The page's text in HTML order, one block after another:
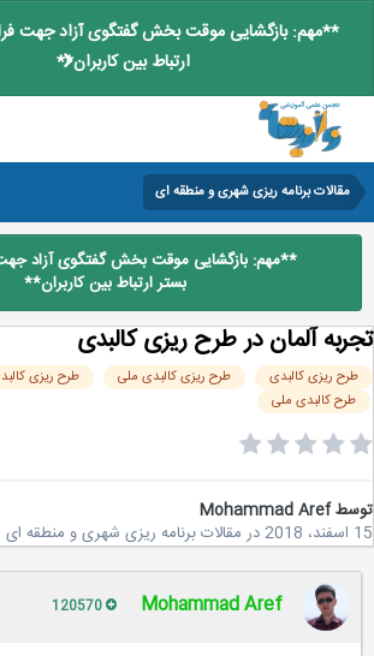
**مهم: بازگشایی موقت بخش گفتگوی آزاد جهت
ارتباط بین کاربران**
مقالات برنامه ریزی شهری و منطقه ای
**مهم: بازگشایی موقت بخش گفتگوی آزاد جهت
بستر ارتباط بین کاربران**
آلمان در طرح ریزی کالبدی
ریزی کالبدی طرح ریزی کالبدی ملی
طرح ریزی کالبدی
طرح کالبدی ملی
Mohammad Aref
درمقالات برنامه ریزی شهری و منطقه ای
Mohammad Aref